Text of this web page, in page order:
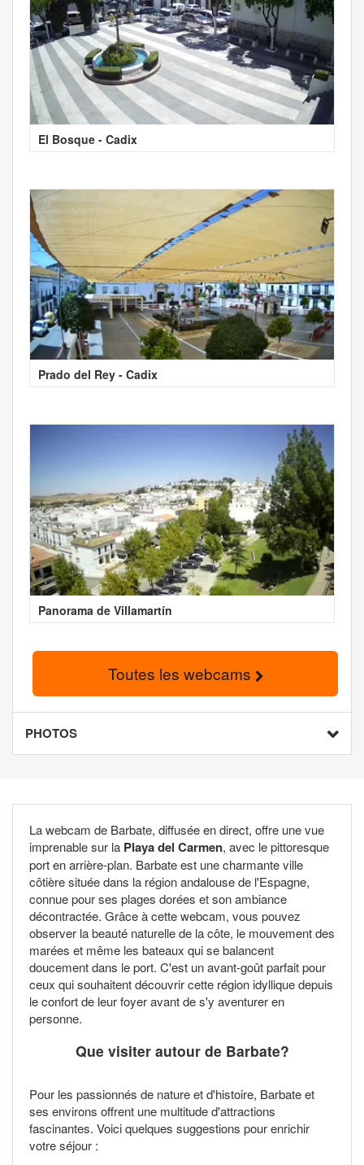
El Bosque - Cadix
Prado del Rey - Cadix
Panorama de Villamartín
Toutes les webcams
PHOTOS
La webcam de Barbate, diffusée en direct, offre une vue
imprenable sur la Playa del Carmen, avec le pittoresque
port en arrière-plan. Barbate est une charmante ville
côtière située dans la région andalouse de l'Espagne,
connue pour ses plages dorées et son ambiance
décontractée. Grâce à cette webcam, vous pouvez
observer la beauté naturelle de la côte, le mouvement des
marées et même les bateaux qui se balancent
doucement dans le port. C'est un avant-goût parfait pour
ceux qui souhaitent découvrir cette région idyllique depuis
le confort de leur foyer avant de s'y aventurer en
personne.
Que visiter autour de Barbate?
Pour les passionnés de nature et d'histoire, Barbate et
ses environs offrent une multitude d'attractions
fascinantes. Voici quelques suggestions pour enrichir
votre séjour :